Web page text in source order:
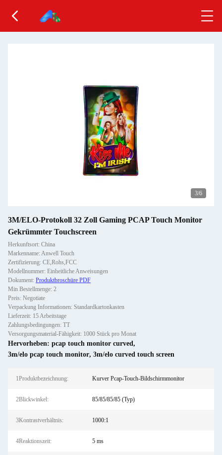
3/6
3M/ELO-Protokoll 32 Zoll Gaming PCAP Touch Monitor
Gekrümmter Touchscreen
Herkunftsort: China
Markenname: Anwell Touch
Zertifizierung: CE,Rohs,FCC
Modellnummer: Einheitliche Anweisungen
Dokument: Produktbroschüre PDF
Min Bestellmenge: 2
Preis: Negotiate
Verpackung Informationen: Standardkartonkasten
Lieferzeit: 15 Arbeitstage
Zahlungsbedingungen: TT
Versorgungsmaterial-Fähigkeit: 1000 Stück pro Monat
Hervorheben: pcap touch monitor curved,
3m/elo pcap touch monitor, 3m/elo curved touch screen
1Produktbezeichnung: Kurver Pcap-Touch-Bildschirmmonitor
2Blickwinkel: 85/85/85/85 (Typ)
3Kontrastverhältnis: 1000:1
4Reaktionszeit: 5 ms